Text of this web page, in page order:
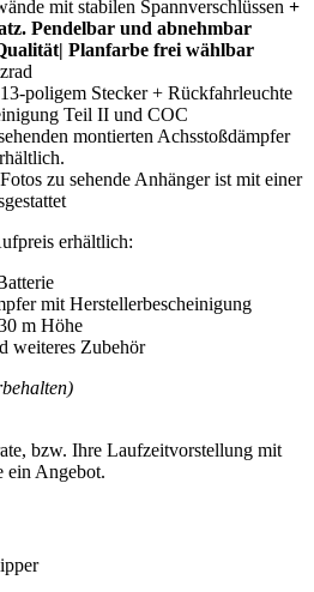
mit stabilen Spannverschlüssen +
Pendelbar und abnehmbar
Planfarbe frei wählbar
poligem Stecker + Rückfahrleuchte
Teil II und COC
montierten Achsstoßdämpfer
zu sehende Anhänger ist mit einer
erhältlich:
mit Herstellerbescheinigung
m Höhe
weiteres Zubehör
bzw. Ihre Laufzeitvorstellung mit
ein Angebot.